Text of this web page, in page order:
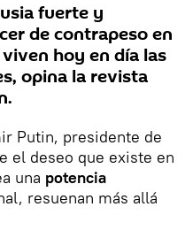
fuerte y
de contrapeso en
hoy en día las
opina la revista
Putin, presidente de
el deseo que existe en
una potencia
resuenan más allá